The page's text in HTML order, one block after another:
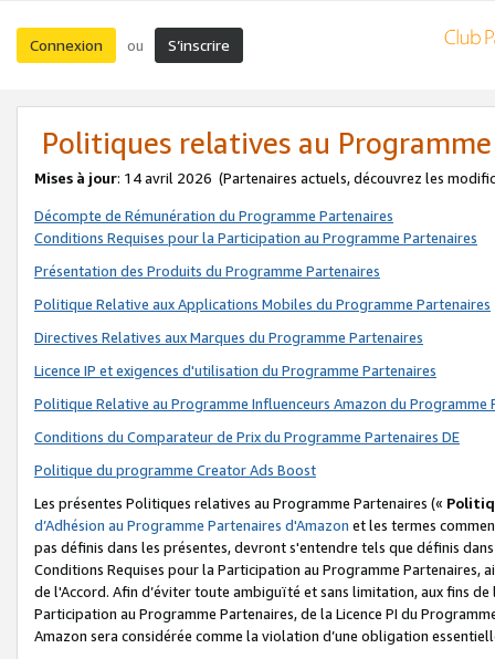
Connexion ou S’inscrire
Politiques relatives au
Mises à jour: 14 avril 2026 (Partenaires actuels, découvrez les
Décompte de Rémunération du Programme Partenaires
Conditions Requises pour la Participation au Programme Partenaires
Présentation des Produits du Programme Partenaires
Politique Relative aux Applications Mobiles du Programme Partenaires
Directives Relatives aux Marques du Programme Partenaires
Licence IP et exigences d'utilisation du Programme Partenaires
Politique Relative au Programme Influenceurs Amazon du Programme
Conditions du Comparateur de Prix du Programme Partenaires DE
Politique du programme Creator Ads Boost
Les présentes Politiques relatives au Programme Partenaires («
d’Adhésion au Programme Partenaires d'Amazon et les termes
pas définis dans les présentes, devront s'entendre tels que définis
Conditions Requises pour la Participation au Programme Partenaires,
de l'Accord. Afin d’éviter toute ambiguïté et sans limitation, aux fins
Participation au Programme Partenaires, de la Licence PI du
Amazon sera considérée comme la violation d’une obligation